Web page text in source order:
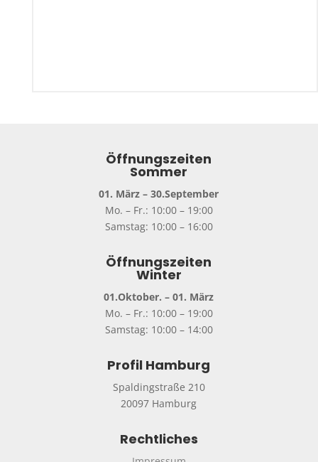
Öffnungszeiten
Sommer
01. März – 30.September
Mo. – Fr.: 10:00 – 19:00
Samstag: 10:00 – 16:00
Öffnungszeiten
Winter
01.Oktober. – 01. März
Mo. – Fr.: 10:00 – 19:00
Samstag: 10:00 – 14:00
Profil Hamburg
Spaldingstraße 210
20097 Hamburg
Rechtliches